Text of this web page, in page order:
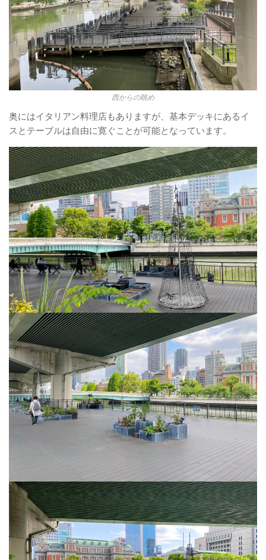
西からの眺め
奥にはイタリアン料理店もありますが、基本デッキにあるイ
スとテーブルは自由に寛ぐことが可能となっています。